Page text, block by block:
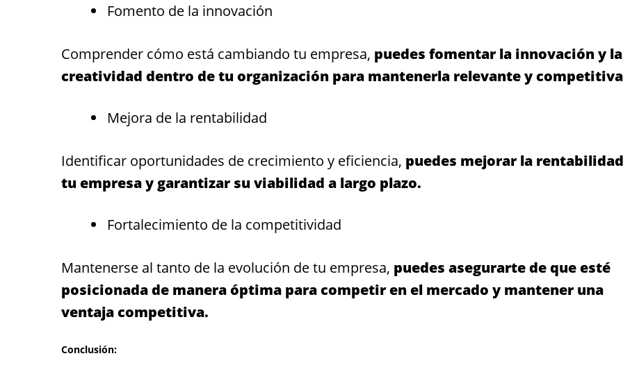
Fomento de la innovación
Comprender cómo está cambiando tu empresa, puedes fomentar la innovación y la
creatividad dentro de tu organización para mantenerla relevante y
Mejora de la rentabilidad
Identificar oportunidades de crecimiento y eficiencia, puedes mejorar la
tu empresa y garantizar su viabilidad a largo plazo.
Fortalecimiento de la competitividad
Mantenerse al tanto de la evolución de tu empresa, puedes asegurarte de que esté
posicionada de manera óptima para competir en el mercado y mantener una
ventaja competitiva.
Conclusión: